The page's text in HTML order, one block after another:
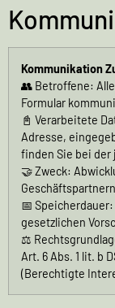
Kommunikation
👥 Betroffene:
Formular
📓 Verarbeitete
Adresse,
finden Sie bei
🤝 Zweck:
📅
gesetzlichen
⚖️
Art. 6 Abs. 1 lit. b
(Berechtigte